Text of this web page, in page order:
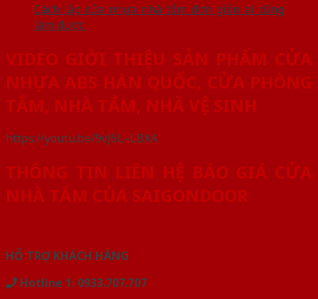
Cách lắp cửa nhựa nhà tắm đơn giản ai cũng
làm được
VIDEO GIỚI THIỆU SẢN PHẨM CỬA
NHỰA ABS HÀN QUỐC, CỬA PHÒNG
TẮM, NHÀ TẮM, NHÀ VỆ SINH
https://youtu.be/9vJ6L–LBXA
THÔNG TIN LIÊN HỆ BÁO GIÁ CỬA
NHÀ TẮM CỦA SAIGONDOOR
HỖ TRỢ KHÁCH HÀNG
Hotline 1: 0933.707.707